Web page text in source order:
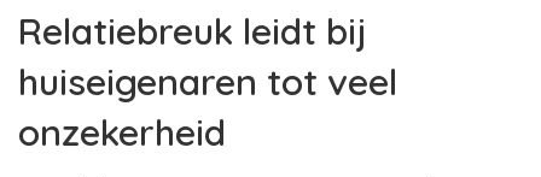
Relatiebreuk leidt bij
huiseigenaren tot veel
onzekerheid